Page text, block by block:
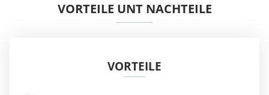
VORTEILE UNT NACHTEILE
VORTEILE